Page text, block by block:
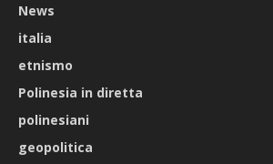
News
italia
etnismo
Polinesia in diretta
polinesiani
geopolitica